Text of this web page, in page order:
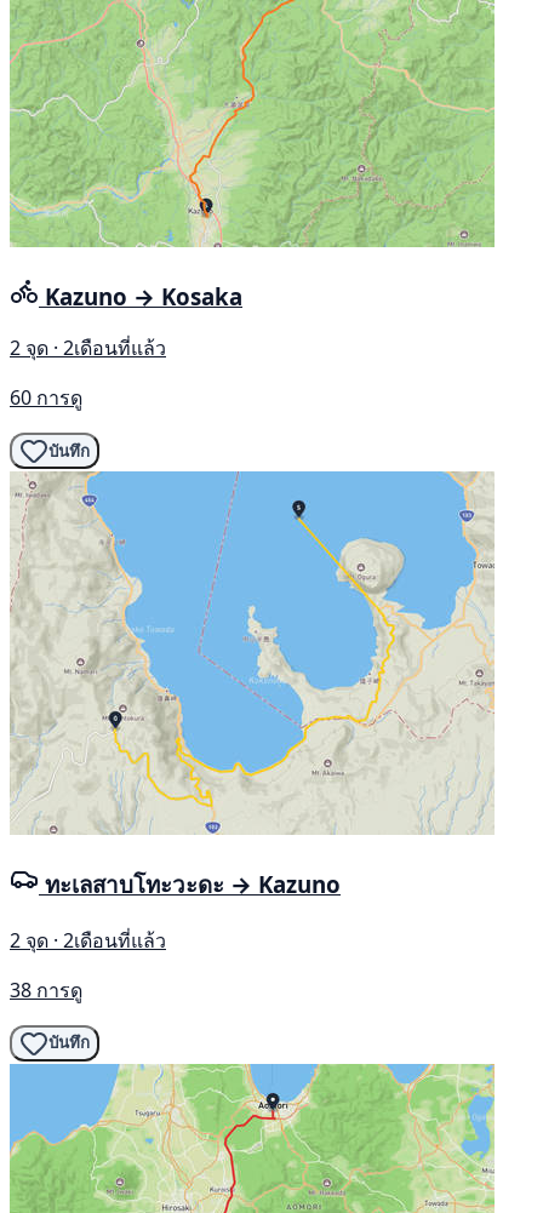
Kazuno → Kosaka
2 จุด · 2เดือนที่แล้ว
60 การดู
บันทึก
ทะเลสาบโทะวะดะ → Kazuno
2 จุด · 2เดือนที่แล้ว
38 การดู
บันทึก